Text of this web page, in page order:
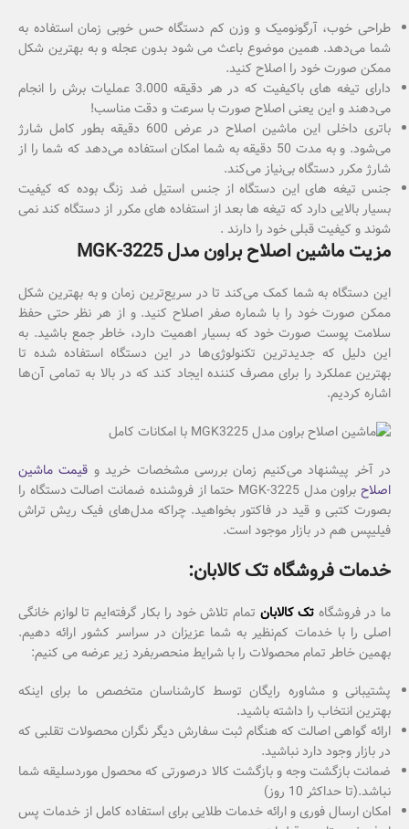
طراحی خوب، آرگونومیک و وزن کم دستگاه حس خوبی زمان استفاده به
شما می‌دهد. همین موضوع باعث می شود بدون عجله و به بهترین شکل
ممکن صورت خود را اصلاح کنید.
دارای تیغه‌ های باکیفیت که در هر دقیقه 3.000 عملیات برش را انجام
می‌دهند و این یعنی اصلاح صورت با سرعت و دقت مناسب!
باتری داخلی این ماشین اصلاح در عرض 600 دقیقه بطور کامل شارژ
می‌شود. و به مدت 50 دقیقه به شما امکان استفاده می‌دهد که شما را از
شارژ مکرر دستگاه بی‌نیاز می‌کند.
جنس تیغه های این دستگاه از جنس استیل ضد زنگ بوده که کیفیت
بسیار بالایی دارد که تیغه ها بعد از استفاده های مکرر از دستگاه کند نمی
شوند و کیفیت قبلی خود را دارند .
مزیت ماشین اصلاح براون مدل MGK-3225
این دستگاه به شما کمک می‌کند تا در سریع‌ترین زمان و به بهترین شکل
ممکن صورت خود را با شماره صفر اصلاح کنید. و از هر نظر حتی حفظ
سلامت پوست صورت خود که بسیار اهمیت دارد، خاطر جمع باشید. به
این دلیل که جدیدترین تکنولوژی‌ها در این دستگاه استفاده شده تا
بهترین عملکرد را برای مصرف کننده ایجاد کند که در بالا به تمامی آن‌ها
اشاره کردیم.
در آخر پیشنهاد می‌کنیم زمان بررسی مشخصات خرید و قیمت ماشین
اصلاح
براون مدل MGK-3225 حتما از فروشنده ضمانت اصالت دستگاه را
بصورت کتبی و قید در فاکتور بخواهید. چراکه مدل‌های فیک ریش تراش
فیلیپس هم در بازار موجود است.
خدمات فروشگاه تک کالابان:
ما در فروشگاه تک کالابان تمام تلاش خود را بکار گرفته‌ایم تا لوازم خانگی
اصلی را با خدمات کم‌نظیر به شما عزیزان در سراسر کشور ارائه دهیم.
بهمین خاطر تمام محصولات را با شرایط منحصربفرد زیر عرضه می کنیم:
پشتیبانی و مشاوره رایگان توسط کارشناسان متخصص ما برای اینکه
بهترین انتخاب را داشته باشید.
ارائه گواهی اصالت که هنگام ثبت سفارش دیگر نگران محصولات تقلبی که
در بازار وجود دارد نباشید.
ضمانت بازگشت وجه و بازگشت کالا درصورتی که محصول موردسلیقه شما
نباشد.(تا حداکثر 10 روز)
امکان ارسال فوری و ارائه خدمات طلایی برای استفاده کامل از خدمات پس